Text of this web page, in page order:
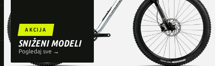
AKCIJA
SNIŽENI MODELI
Pogledaj sve →
Liv
Shimano
Wahoo